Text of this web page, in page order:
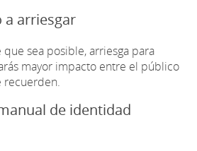
a arriesgar
sea posible, arriesga para
mayor impacto entre el público
recuerden.
de identidad